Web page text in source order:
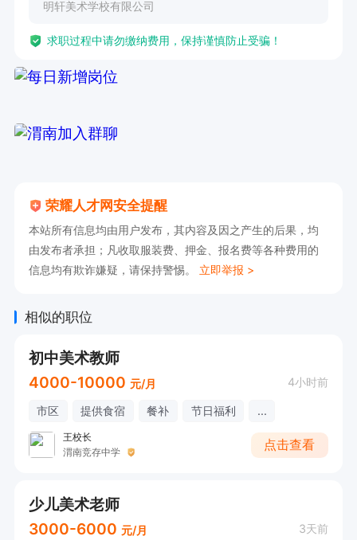
明轩美术学校有限公司
求职过程中请勿缴纳费用，保持谨慎防止受骗！
荣耀人才网安全提醒
本站所有信息均由用户发布，其内容及因之产生的后果，均
由发布者承担；凡收取服装费、押金、报名费等各种费用的
信息均有欺诈嫌疑，请保持警惕。 立即举报 >
相似的职位
初中美术教师
4000-10000 元/月 4小时前
市区 提供食宿 餐补 节日福利 ...
王校长
渭南竞存中学
点击查看
少儿美术老师
3000-6000 元/月 3天前